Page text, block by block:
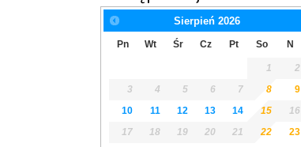
Sierpień 2026
Pn Wt Śr Cz Pt So N
1
2
3
4 5 6 7 8
9
10
11 12 13 14 15
16
17
18 19 20 21 22
23